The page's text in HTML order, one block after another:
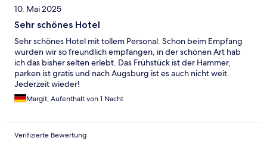
10. Mai 2025
Sehr schönes Hotel
Sehr schönes Hotel mit tollem Personal. Schon beim Empfang
wurden wir so freundlich empfangen, in der schönen Art hab
ich das bisher selten erlebt. Das Frühstück ist der Hammer,
parken ist gratis und nach Augsburg ist es auch nicht weit.
Jederzeit wieder!
Margit, Aufenthalt von 1 Nacht
Verifizierte Bewertung